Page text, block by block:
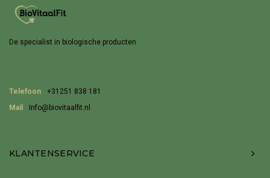
De specialist in biologische producten
Telefoon
+31251 838 181
Mail
Info@biovitaalfit.nl
KLANTENSERVICE